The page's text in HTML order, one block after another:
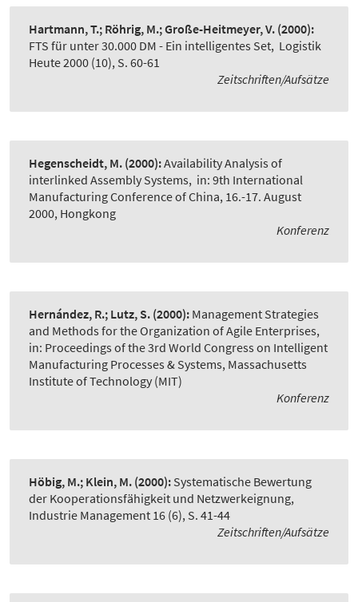
Hartmann, T.; Röhrig, M.; Große-Heitmeyer, V. (2000):
FTS für unter 30.000 DM - Ein intelligentes Set, Logistik
Heute 2000 (10), S. 60-61
Zeitschriften/Aufsätze
Hegenscheidt, M. (2000):Availability Analysis of
interlinked Assembly Systems, in: 9th International
Manufacturing Conference of China, 16.-17. August
2000, Hongkong
Konferenz
Hernández, R.; Lutz, S. (2000): Management Strategies
and Methods for the Organization of Agile Enterprises,
in: Proceedings of the 3rd World Congress on Intelligent
Manufacturing Processes & Systems, Massachusetts
Institute of Technology (MIT)
Konferenz
Höbig, M.; Klein, M. (2000): Systematische Bewertung
der Kooperationsfähigkeit und Netzwerkeignung,
Industrie Management 16 (6), S. 41-44
Zeitschriften/Aufsätze